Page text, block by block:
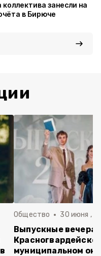
занесли на
в Бирюче
Общество 30 июня ,
Выпускные вечера
муниципальном